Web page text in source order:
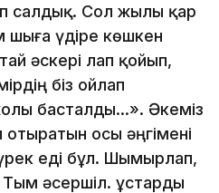
салдық. Сол жылы қар
үдіре көшкен
әскері лап қойып,
біз ойлап
басталды...». Әкеміз
осы әңгімені
еді бұл. Шымырлап,
әсершіл. Құстарды